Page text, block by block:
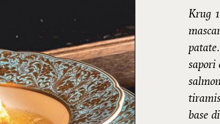
Krug
sapori
base